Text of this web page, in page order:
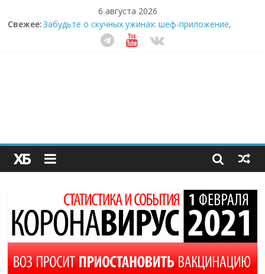
6 августа 2026
Свежее:Забудьте о скучных ужинах: шеф-приложение,
которое видит вашу еду насквозь
Небо зовёт: как бизнес на полётах дронов и
Секрет супергидратации: почему кокосовая вода с
пребиотиками становится главным трендом
здорового питания